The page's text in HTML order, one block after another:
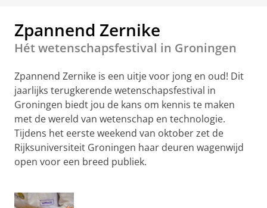
Zpannend Zernike
Hét wetenschapsfestival in Groningen
Zpannend Zernike is een uitje voor jong en oud! Dit
jaarlijks terugkerende wetenschapsfestival in
Groningen biedt jou de kans om kennis te maken
met de wereld van wetenschap en technologie.
Tijdens het eerste weekend van oktober zet de
Rijksuniversiteit Groningen haar deuren wagenwijd
open voor een breed publiek.
Loco-kinderburgemeester Doris vertelt in deze
aftermovie van Zpannend Zernike 2024 waarom ze het
video te zien